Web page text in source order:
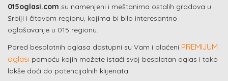
015oglasi.com su namenjeni i meštanima ostalih gradova u
Srbiji i čitavom regionu, kojima bi bilo interesantno
oglašavanje u 015 regionu.
Pored besplatnih oglasa dostupni su Vam i plaćeni PREMIJUM
oglasi pomoću kojih možete istaći svoj besplatan oglas i tako
lakše doći do potencijalnih klijenata.